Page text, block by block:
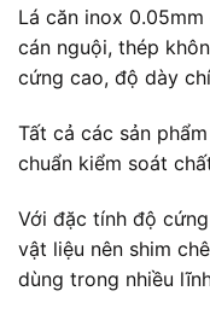
Lá căn inox
cán nguội, thép
cứng cao, độ dày
Tất cả các sản
chuẩn kiểm soát
Với đặc tính độ
vật liệu nên shim
dùng trong nhiều